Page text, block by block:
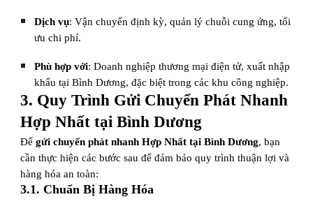
Dịch vụ: Vận chuyển định kỳ, quản lý chuỗi cung ứng, tối
ưu chi phí.
Phù hợp với: Doanh nghiệp thương mại điện tử, xuất nhập
khẩu tại Bình Dương, đặc biệt trong các khu công nghiệp.
3. Quy Trình Gửi Chuyển Phát Nhanh
Hợp Nhất tại Bình Dương
Đểgửi chuyển phát nhanh Hợp Nhất tại Bình Dương, bạn
cần thực hiện các bước sau để đảm bảo quy trình thuận lợi và
hàng hóa an toàn:
3.1. Chuẩn Bị Hàng Hóa